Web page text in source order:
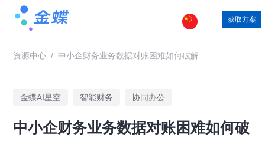
获取方案
资源中心 / 中小企财务业务数据对账困难如何破解
金蝶AI星空 智能财务 协同办公
中小企财务业务数据对账困难如何破